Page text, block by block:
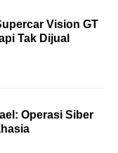
Vision GT
Tak Dijual
Operasi Siber